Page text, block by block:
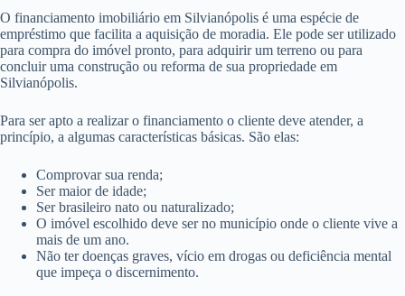
O financiamento imobiliário em Silvianópolis é uma espécie de
empréstimo que facilita a aquisição de moradia. Ele pode ser utilizado
para compra do imóvel pronto, para adquirir um terreno ou para
concluir uma construção ou reforma de sua propriedade em
Silvianópolis.
Para ser apto a realizar o financiamento o cliente deve atender, a
princípio, a algumas características básicas. São elas:
Comprovar sua renda;
Ser maior de idade;
Ser brasileiro nato ou naturalizado;
O imóvel escolhido deve ser no município onde o cliente vive a
mais de um ano.
Não ter doenças graves, vício em drogas ou deficiência mental
que impeça o discernimento.